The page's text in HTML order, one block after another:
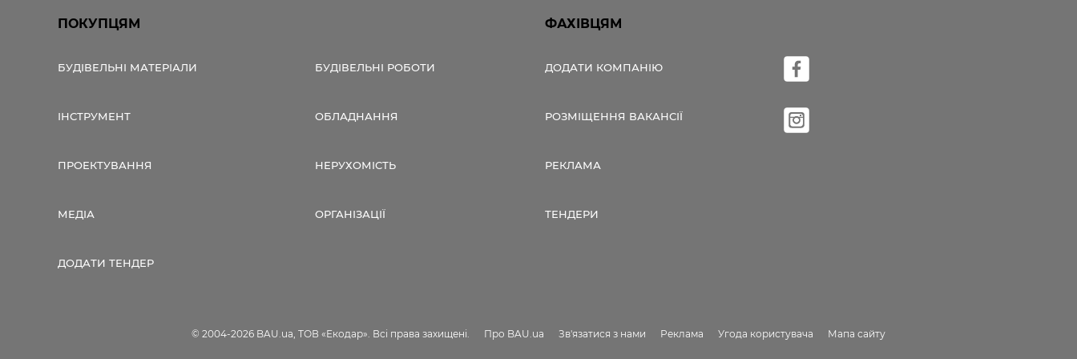
ПОКУПЦЯМ
БУДІВЕЛЬНІ МАТЕРІАЛИ БУДІВЕЛЬНІ РОБОТИ
ІНСТРУМЕНТ ОБЛАДНАННЯ
ПРОЕКТУВАННЯ НЕРУХОМІСТЬ
МЕДІА ОРГАНІЗАЦІЇ
ДОДАТИ ТЕНДЕР
ФАХІВЦЯМ
ДОДАТИ КОМПАНІЮ
РОЗМІЩЕННЯ ВАКАНСІЇ
РЕКЛАМА
ТЕНДЕРИ
© 2004-2026 BAU.ua, ТОВ «Екодар». Всі права захищені. Про BAU.ua Зв'язатися з нами Реклама Угода користувача Мапа сайту